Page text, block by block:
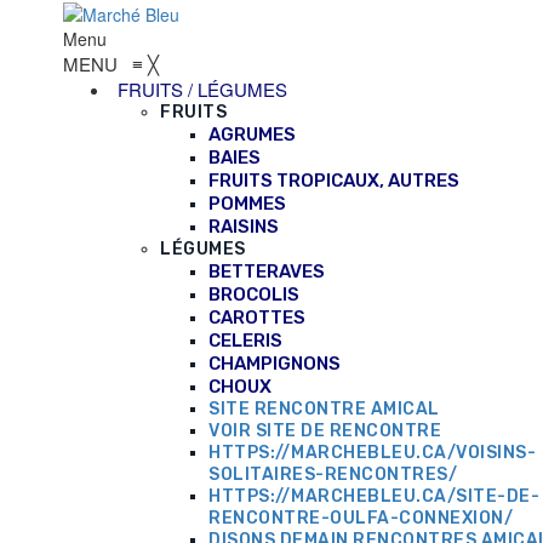
Menu
MENU ≡ ╳
FRUITS / LÉGUMES
FRUITS
AGRUMES
BAIES
FRUITS TROPICAUX, AUTRES
POMMES
RAISINS
LÉGUMES
BETTERAVES
BROCOLIS
CAROTTES
CELERIS
CHAMPIGNONS
CHOUX
SITE RENCONTRE AMICAL
VOIR SITE DE RENCONTRE
HTTPS://MARCHEBLEU.CA/VOISINS-
SOLITAIRES-RENCONTRES/
HTTPS://MARCHEBLEU.CA/SITE-DE-
RENCONTRE-OULFA-CONNEXION/